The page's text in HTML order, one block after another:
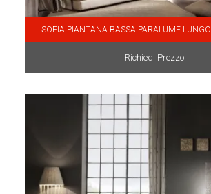
SOFIA PIANTANA BASSA PARALUME LUNGO
Richiedi Prezzo